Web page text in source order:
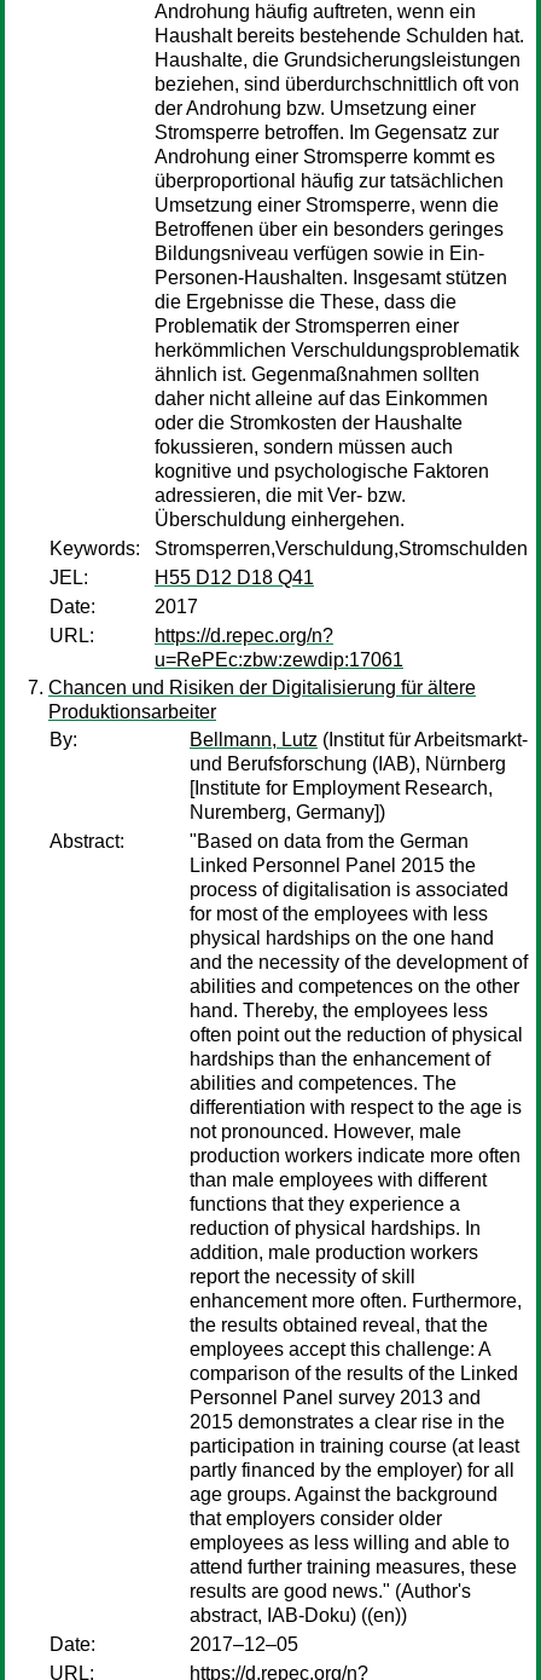
Androhung häufig auftreten, wenn ein
Haushalt bereits bestehende Schulden hat.
Haushalte, die Grundsicherungsleistungen
beziehen, sind überdurchschnittlich oft von
der Androhung bzw. Umsetzung einer
Stromsperre betroffen. Im Gegensatz zur
Androhung einer Stromsperre kommt es
überproportional häufig zur tatsächlichen
Umsetzung einer Stromsperre, wenn die
Betroffenen über ein besonders geringes
Bildungsniveau verfügen sowie in Ein-
Personen-Haushalten. Insgesamt stützen
die Ergebnisse die These, dass die
Problematik der Stromsperren einer
herkömmlichen Verschuldungsproblematik
ähnlich ist. Gegenmaßnahmen sollten
daher nicht alleine auf das Einkommen
oder die Stromkosten der Haushalte
fokussieren, sondern müssen auch
kognitive und psychologische Faktoren
adressieren, die mit Ver- bzw.
Überschuldung einhergehen.
Keywords:
Stromsperren,Verschuldung,Stromschulden
JEL:
H55 D12 D18 Q41
Date:
2017
URL:
https://d.repec.org/n?
u=RePEc:zbw:zewdip:17061
Chancen und Risiken der Digitalisierung für ältere
Produktionsarbeiter
By:
Bellmann, Lutz (Institut für Arbeitsmarkt-
und Berufsforschung (IAB), Nürnberg
[Institute for Employment Research,
Nuremberg, Germany])
Abstract:
"Based on data from the German
Linked Personnel Panel 2015 the
process of digitalisation is associated
for most of the employees with less
physical hardships on the one hand
and the necessity of the development of
abilities and competences on the other
hand. Thereby, the employees less
often point out the reduction of physical
hardships than the enhancement of
abilities and competences. The
differentiation with respect to the age is
not pronounced. However, male
production workers indicate more often
than male employees with different
functions that they experience a
reduction of physical hardships. In
addition, male production workers
report the necessity of skill
enhancement more often. Furthermore,
the results obtained reveal, that the
employees accept this challenge: A
comparison of the results of the Linked
Personnel Panel survey 2013 and
2015 demonstrates a clear rise in the
participation in training course (at least
partly financed by the employer) for all
age groups. Against the background
that employers consider older
employees as less willing and able to
attend further training measures, these
results are good news." (Author's
abstract, IAB-Doku) ((en))
Date:
2017–12–05
URL:
https://d.repec.org/n?